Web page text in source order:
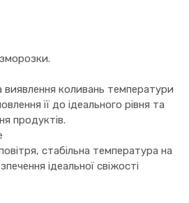
виявлення коливань температури
її до ідеального рівня та
продуктів.
стабільна температура на
ідеальної свіжості